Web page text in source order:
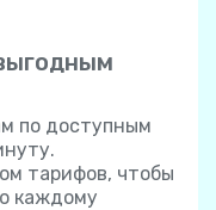
по доступным
тарифов, чтобы
каждому